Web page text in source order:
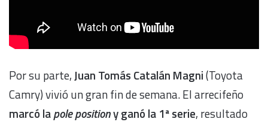
Por su parte, Juan Tomás Catalán Magni(Toyota
Camry) vivió un gran fin de semana. El arrecifeño
marcó lapole positiony ganó la 1ª serie, resultado